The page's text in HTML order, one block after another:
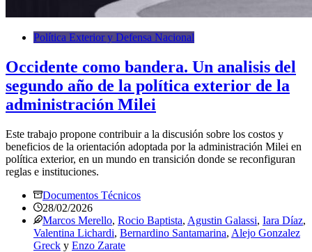
Política Exterior y Defensa Nacional
Occidente como bandera. Un analisis del
segundo año de la política exterior de la
administración Milei
Este trabajo propone contribuir a la discusión sobre los costos y
beneficios de la orientación adoptada por la administración Milei en
política exterior, en un mundo en transición donde se reconfiguran
reglas e instituciones.
Documentos Técnicos
28/02/2026
Marcos Merello, Rocio Baptista, Agustin Galassi, Iara Díaz,
Valentina Lichardi, Bernardino Santamarina, Alejo Gonzalez
Greck y Enzo Zarate